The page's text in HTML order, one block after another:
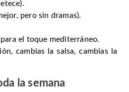
pero sin dramas).
el toque mediterráneo.
cambias la salsa, cambias la
la semana